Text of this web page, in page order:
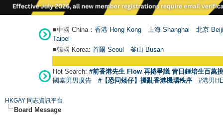
■中國 China： 香港 Hong Kong 上海 Shanghai
北京
Taipei
■韓國 Korea: 首爾 Seoul 釜山 Busan
Hot Search: #前香港先生 Flow 再捲爭議 昔日鍾培生百萬
國泰男男廣告
#【恐同矮仔】擾亂香港機場秩序 #港男
HKGAY 同志資訊平台
Board Message